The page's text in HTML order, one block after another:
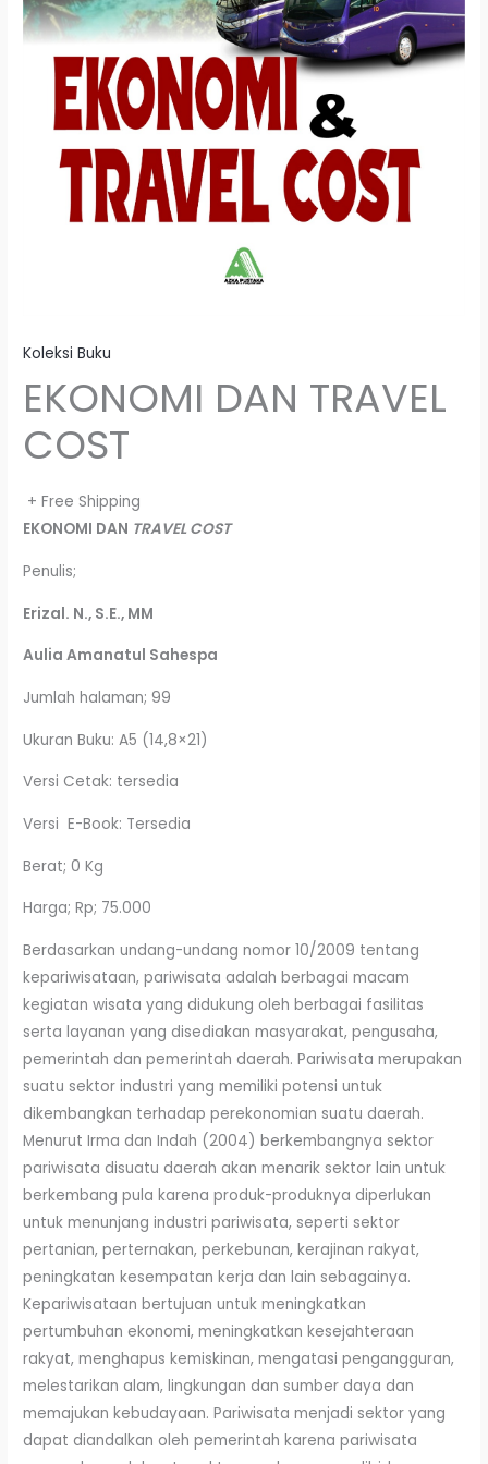
Koleksi Buku
EKONOMI DAN TRAVEL
COST
+ Free Shipping
EKONOMI DAN TRAVEL COST
Penulis;
Erizal. N., S.E., MM
Aulia Amanatul Sahespa
Jumlah halaman; 99
Ukuran Buku: A5 (14,8×21)
Versi Cetak: tersedia
Versi E-Book: Tersedia
Berat; 0 Kg
Harga; Rp; 75.000
Berdasarkan undang-undang nomor 10/2009 tentang
kepariwisataan, pariwisata adalah berbagai macam
kegiatan wisata yang didukung oleh berbagai fasilitas
serta layanan yang disediakan masyarakat, pengusaha,
pemerintah dan pemerintah daerah. Pariwisata merupakan
suatu sektor industri yang memiliki potensi untuk
dikembangkan terhadap perekonomian suatu daerah.
Menurut Irma dan Indah (2004) berkembangnya sektor
pariwisata disuatu daerah akan menarik sektor lain untuk
berkembang pula karena produk-produknya diperlukan
untuk menunjang industri pariwisata, seperti sektor
pertanian, perternakan, perkebunan, kerajinan rakyat,
peningkatan kesempatan kerja dan lain sebagainya.
Kepariwisataan bertujuan untuk meningkatkan
pertumbuhan ekonomi, meningkatkan kesejahteraan
rakyat, menghapus kemiskinan, mengatasi pengangguran,
melestarikan alam, lingkungan dan sumber daya dan
memajukan kebudayaan. Pariwisata menjadi sektor yang
dapat diandalkan oleh pemerintah karena pariwisata